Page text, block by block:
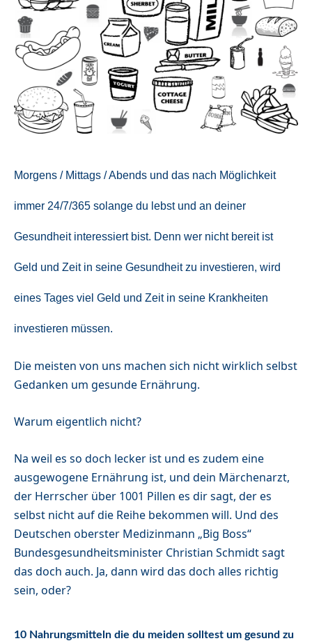
Morgens / Mittags / Abends und das nach Möglichkeit
immer 24/7/365 solange du lebst und an deiner
Gesundheit interessiert bist. Denn wer nicht bereit ist
Geld und Zeit in seine Gesundheitzu investieren, wird
eines Tages viel Geld und Zeit in seine Krankheiten
investieren müssen.
Die meisten von uns machen sich nicht wirklich selbst
Gedanken um gesunde Ernährung.
Warum eigentlich nicht?
Na weil es so doch lecker ist und es zudem eine
ausgewogene Ernährung ist, und dein Märchenarzt,
der Herrscher über 1001 Pillen es dir sagt, der es
selbst nicht auf die Reihe bekommen will. Und des
Deutschen oberster Medizinmann „Big Boss“
Bundesgesundheitsminister Christian Schmidt sagt
das doch auch. Ja, dann wird das doch alles richtig
sein, oder?
10 Nahrungsmitteln die du meiden solltest um gesund zu